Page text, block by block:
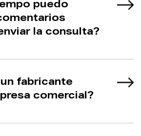
puedo
la consulta?
fabricante
comercial?